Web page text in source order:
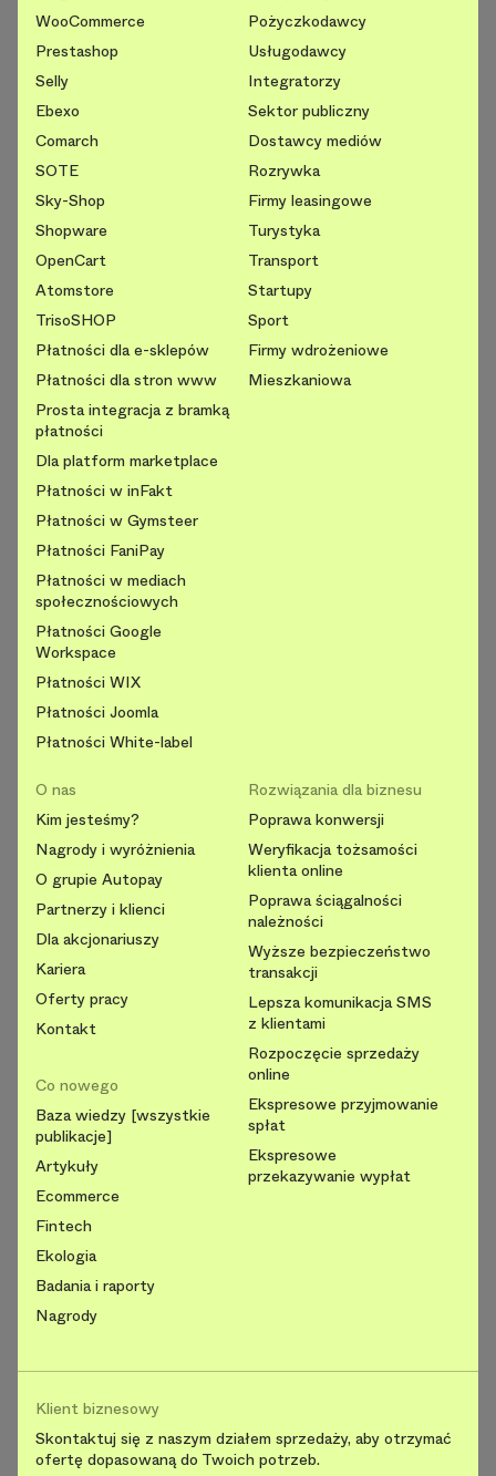
WooCommerce
Prestashop
Selly
Ebexo
Comarch
SOTE
Sky-Shop
Shopware
OpenCart
Atomstore
TrisoSHOP
Płatności dla e-sklepów
Płatności dla stron www
Prosta integracja z bramką
płatności
Dla platform marketplace
Płatności w inFakt
Płatności w Gymsteer
Płatności FaniPay
Płatności w mediach
społecznościowych
Płatności Google
Workspace
Płatności WIX
Płatności Joomla
Płatności White-label
Pożyczkodawcy
Usługodawcy
Integratorzy
Sektor publiczny
Dostawcy mediów
Rozrywka
Firmy leasingowe
Turystyka
Transport
Startupy
Sport
Firmy wdrożeniowe
Mieszkaniowa
O nas
Kim jesteśmy?
Nagrody i wyróżnienia
O grupie Autopay
Partnerzy i klienci
Dla akcjonariuszy
Kariera
Oferty pracy
Kontakt
Co nowego
Baza wiedzy [wszystkie
publikacje]
Artykuły
Ecommerce
Fintech
Ekologia
Badania i raporty
Nagrody
Rozwiązania dla biznesu
Poprawa konwersji
Weryfikacja tożsamości
klienta online
Poprawa ściągalności
należności
Wyższe bezpieczeństwo
transakcji
Lepsza komunikacja SMS
z klientami
Rozpoczęcie sprzedaży
online
Ekspresowe przyjmowanie
spłat
Ekspresowe
przekazywanie wypłat
Klient biznesowy
Skontaktuj się z naszym działem sprzedaży, aby otrzymać
ofertę dopasowaną do Twoich potrzeb.